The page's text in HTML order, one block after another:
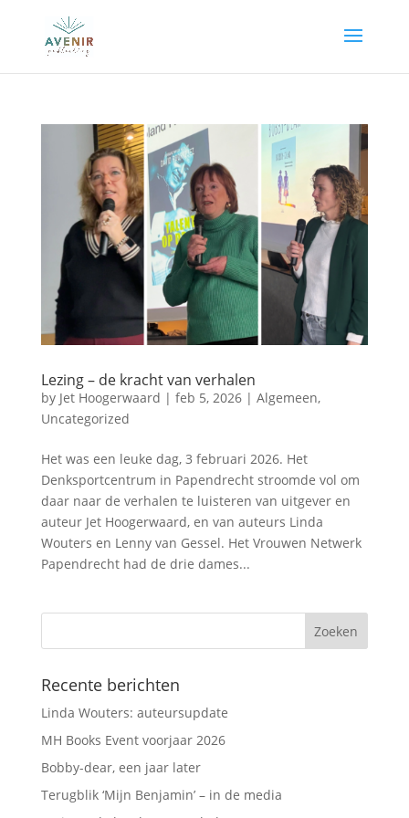
Lezing – de kracht van verhalen
by Jet Hoogerwaard | feb 5, 2026| Algemeen,
Uncategorized
Het was een leuke dag, 3 februari 2026. Het
Denksportcentrum in Papendrecht stroomde vol om
daar naar de verhalen te luisteren van uitgever en
auteur Jet Hoogerwaard, en van auteurs Linda
Wouters en Lenny van Gessel. Het Vrouwen Netwerk
Papendrecht had de drie dames...
Recente berichten
Linda Wouters: auteursupdate
MH Books Event voorjaar 2026
Bobby-dear, een jaar later
Terugblik ‘Mijn Benjamin’ – in de media